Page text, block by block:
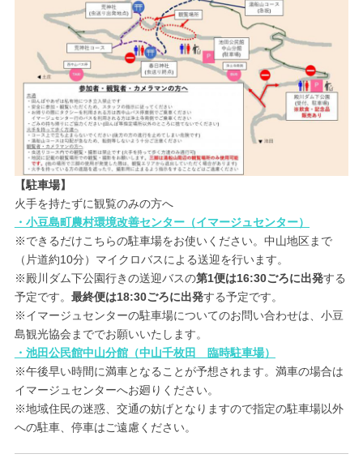
【駐車場】
火手を持たずに観覧のみの方へ
・小豆島町農村環境改善センター（イマージュセンター）
※できるだけこちらの駐車場をお使いください。中山地区まで
（片道約10分）マイクロバスによる送迎を行います。
※殿川ダム下公園行きの送迎バスの第1便は16:30ごろに出発する
予定です。 最終便は18:30ごろに出発する予定です。
※イマージュセンターの駐車場についてのお問い合わせは、小豆
島観光協会まででお願いいたします。
・池田公民館中山分館（中山千枚田 臨時駐車場）
※午後早い時間に満車となることが予想されます。満車の場合は
イマージュセンターへお廻りください。
※地域住民の迷惑、交通の妨げとなりますので指定の駐車場以外
への駐車、停車はご遠慮ください。